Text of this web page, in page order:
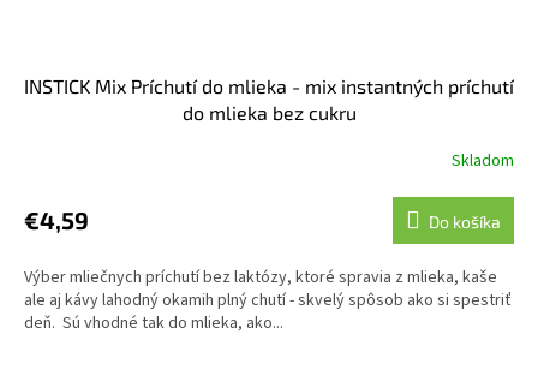
INSTICK Mix Príchutí do mlieka - mix instantných príchutí
do mlieka bez cukru
Skladom
€4,59 Do košíka
Výber mliečnych príchutí bez laktózy, ktoré spravia z mlieka, kaše
ale aj kávy lahodný okamih plný chutí - skvelý spôsob ako si spestriť
deň. Sú vhodné tak do mlieka, ako...